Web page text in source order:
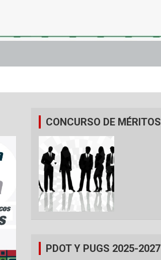
CONCURSO DE MÉRITOS
PDOT Y PUGS 2025-2027